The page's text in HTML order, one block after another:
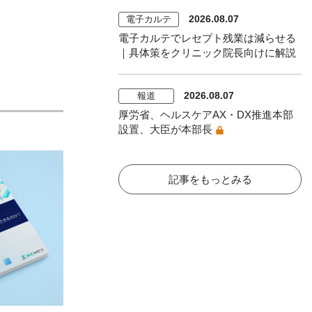
電子カルテ 2026.08.07
電子カルテでレセプト残業は減らせる
｜具体策をクリニック院長向けに解説
報道 2026.08.07
厚労省、ヘルスケアAX・DX推進本部
設置、大臣が本部長
記事をもっとみる